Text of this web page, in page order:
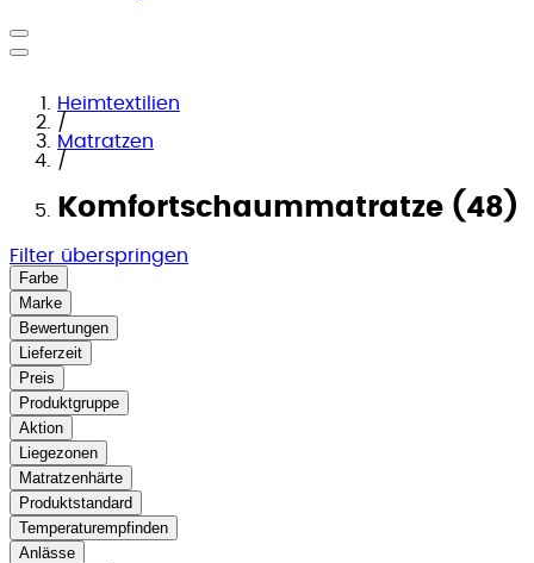
Heimtextilien
/
Matratzen
/
Komfortschaummatratze (48)
Filter überspringen
Farbe
Marke
Bewertungen
Lieferzeit
Preis
Produktgruppe
Aktion
Liegezonen
Matratzenhärte
Produktstandard
Temperaturempfinden
Anlässe